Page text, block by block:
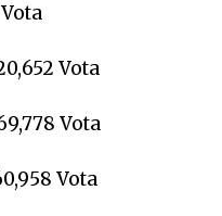
Vota
Vota
Vota